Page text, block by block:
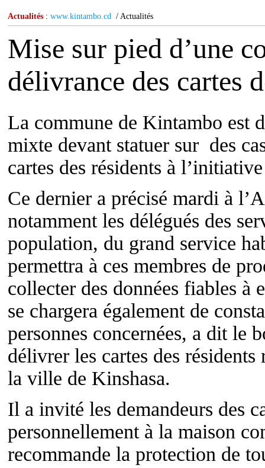
Actualités : www.kintambo.cd / Actualités
Mise sur pied d’une
délivrance des cartes
La commune de Kintambo est
mixte devant statuer sur des
cartes des résidents à
Ce dernier a précisé mardi à
notamment les délégués des
population, du grand service
permettra à ces membres de
collecter des données fiables à
se chargera également de
personnes concernées, a dit le
délivrer les cartes des
la ville de Kinshasa.
Il a invité les demandeurs des
personnellement à la maison
recommande la protection de